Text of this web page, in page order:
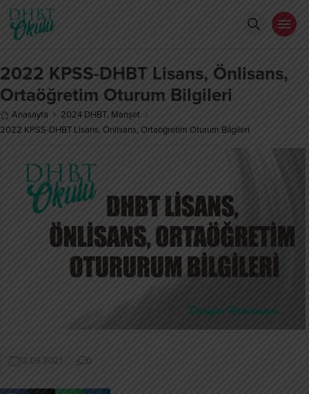
2022 KPSS-DHBT Lisans, Önlisans,
Ortaöğretim Oturum Bilgileri
Anasayfa 2024 DHBT, Manşet
2022 KPSS-DHBT Lisans, Önlisans, Ortaöğretim Oturum Bilgileri
12.09.2021 0